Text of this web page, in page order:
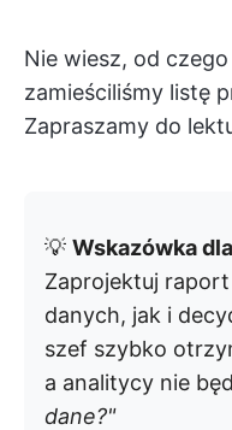
Nie wiesz, od
zamieściliśmy listę
Zapraszamy do
💡 Wskazówka
Zaprojektuj
danych, jak i
szef szybko
a analitycy nie
dane?"